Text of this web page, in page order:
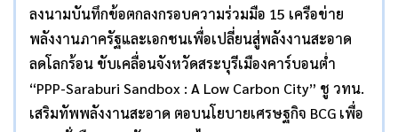
ลงนามบันทึกข้อตกลงกรอบความร่วมมือ 15 เครือข่าย
พลังงานภาครัฐและเอกชนเพื่อเปลี่ยนสู่พลังงานสะอาด
ลดโลกร้อน ขับเคลื่อนจังหวัดสระบุรีเมืองคาร์บอนต่ำ
“PPP-Saraburi Sandbox : A Low Carbon City” ชู วทน.
เสริมทัพพลังงานสะอาด ตอบนโยบายเศรษฐกิจ BCG เพื่อ